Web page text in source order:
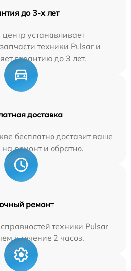
до 3-х лет
устанавливает
техники Pulsar и
гарантию до 3 лет.
доставка
бесплатно доставит ваше
на ремонт и обратно.
ремонт
техники Pulsar
в течение 2 часов.